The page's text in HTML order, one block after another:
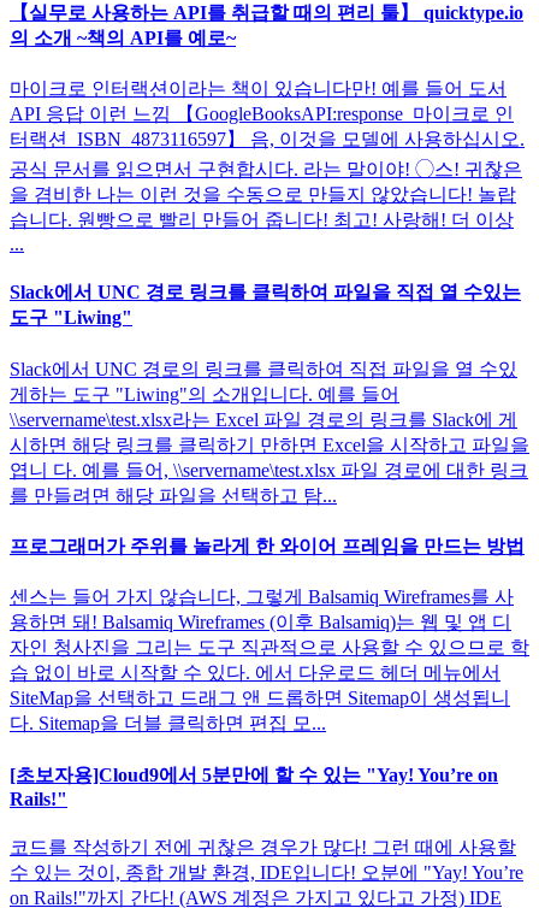
【실무로 사용하는 API를 취급할 때의 편리 툴】 quicktype.io
의 소개 ~책의 API를 예로~
마이크로 인터랙션이라는 책이 있습니다만! 예를 들어 도서
API 응답 이런 느낌 【GoogleBooksAPI:response_마이크로 인
터랙션_ISBN_4873116597】 음, 이것을 모델에 사용하십시오.
공식 문서를 읽으면서 구현합시다. 라는 말이야! ◯스! 귀찮은
을 겸비한 나는 이런 것을 수동으로 만들지 않았습니다! 놀랍
습니다. 원빵으로 빨리 만들어 줍니다! 최고! 사랑해! 더 이상
...
Slack에서 UNC 경로 링크를 클릭하여 파일을 직접 열 수있는
도구 "Liwing"
Slack에서 UNC 경로의 링크를 클릭하여 직접 파일을 열 수있
게하는 도구 "Liwing"의 소개입니다. 예를 들어
\\servername\test.xlsx라는 Excel 파일 경로의 링크를 Slack에 게
시하면 해당 링크를 클릭하기 만하면 Excel을 시작하고 파일을
엽니 다. 예를 들어, \\servername\test.xlsx 파일 경로에 대한 링크
를 만들려면 해당 파일을 선택하고 탐...
프로그래머가 주위를 놀라게 한 와이어 프레임을 만드는 방법
센스는 들어 가지 않습니다, 그렇게 Balsamiq Wireframes를 사
용하면 돼! Balsamiq Wireframes (이후 Balsamiq)는 웹 및 앱 디
자인 청사진을 그리는 도구 직관적으로 사용할 수 있으므로 학
습 없이 바로 시작할 수 있다. 에서 다운로드 헤더 메뉴에서
SiteMap을 선택하고 드래그 앤 드롭하면 Sitemap이 생성됩니
다. Sitemap을 더블 클릭하면 편집 모...
[초보자용]Cloud9에서 5분만에 할 수 있는 "Yay! You’re on
Rails!"
코드를 작성하기 전에 귀찮은 경우가 많다! 그런 때에 사용할
수 있는 것이, 종합 개발 환경, IDE입니다! 오분에 "Yay! You’re
on Rails!"까지 간다! (AWS 계정은 가지고 있다고 가정) IDE